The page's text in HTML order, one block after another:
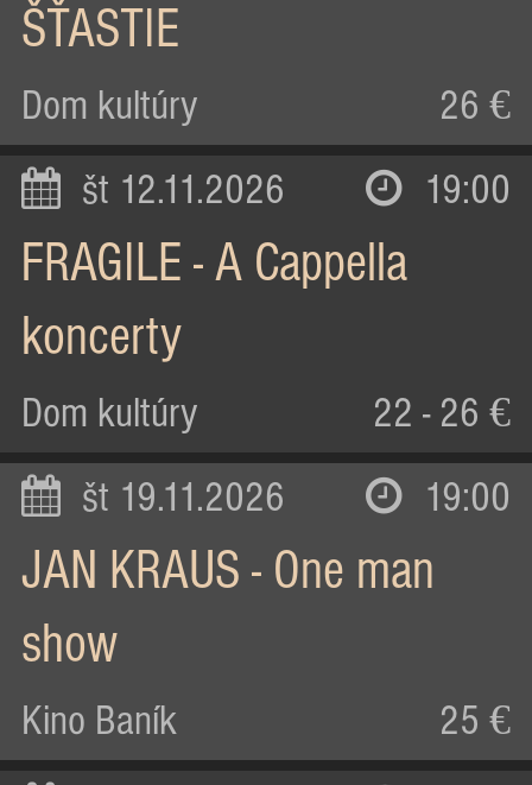
ŠŤASTIE
Dom kultúry 26 €
št 12.11.2026 19:00
FRAGILE - A Cappella
koncerty
Dom kultúry 22 - 26 €
št 19.11.2026 19:00
JAN KRAUS - One man
show
Kino Baník 25 €